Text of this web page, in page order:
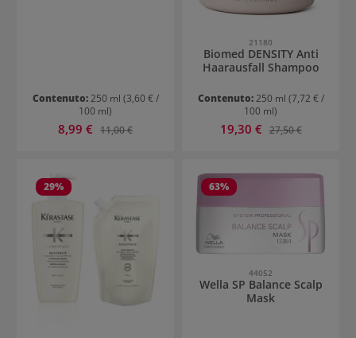
Contenuto:250 ml (3,60 € /
100 ml)
Prezzo di vendita:
8,99 € Prezzo normale:
11,00 €
21180
Biomed DENSITY Anti
Haarausfall Shampoo
Contenuto:250 ml (7,72 € /
100 ml)
Prezzo di vendita:
19,30 € Prezzo normale:
27,50 €
29% 63%
44052
Wella SP Balance Scalp
Mask